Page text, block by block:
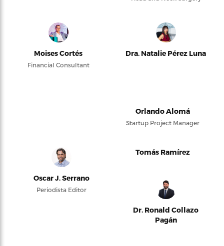
Moises Cortés
Financial Consultant
Dra. Natalie Pérez Luna
Orlando Alomá
Startup Project Manager
Oscar J. Serrano
Periodista Editor
Tomás Ramírez
Dr. Ronald Collazo
Pagán